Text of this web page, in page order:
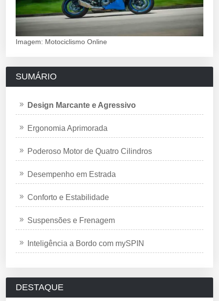
Imagem: Motociclismo Online
SUMÁRIO
Design Marcante e Agressivo
Ergonomia Aprimorada
Poderoso Motor de Quatro Cilindros
Desempenho em Estrada
Conforto e Estabilidade
Suspensões e Frenagem
Inteligência a Bordo com mySPIN
DESTAQUE